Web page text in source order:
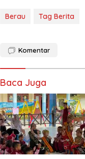
Berau Tag Berita
Komentar
Baca Juga